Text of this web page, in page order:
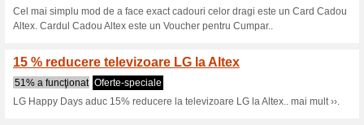
Reduceri şi ocazii